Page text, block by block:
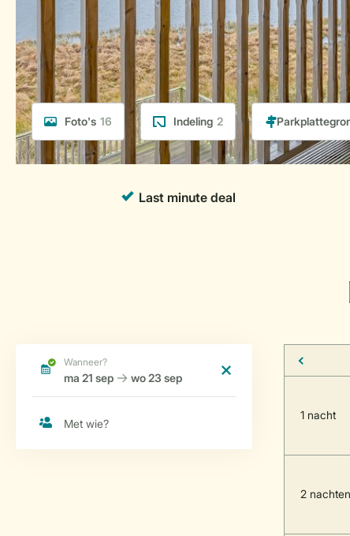
Foto's 16 Indeling 2
1 nacht
2 nachten